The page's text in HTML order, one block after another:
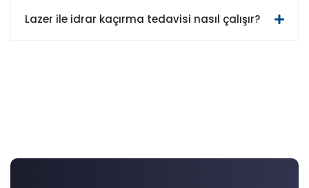
Lazer ile idrar kaçırma tedavisi nasıl çalışır?